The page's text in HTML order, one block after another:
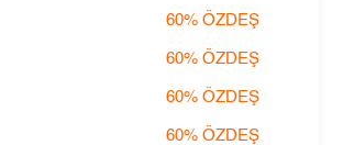
60%ÖZDEŞ
60%ÖZDEŞ
60%ÖZDEŞ
60%ÖZDEŞ